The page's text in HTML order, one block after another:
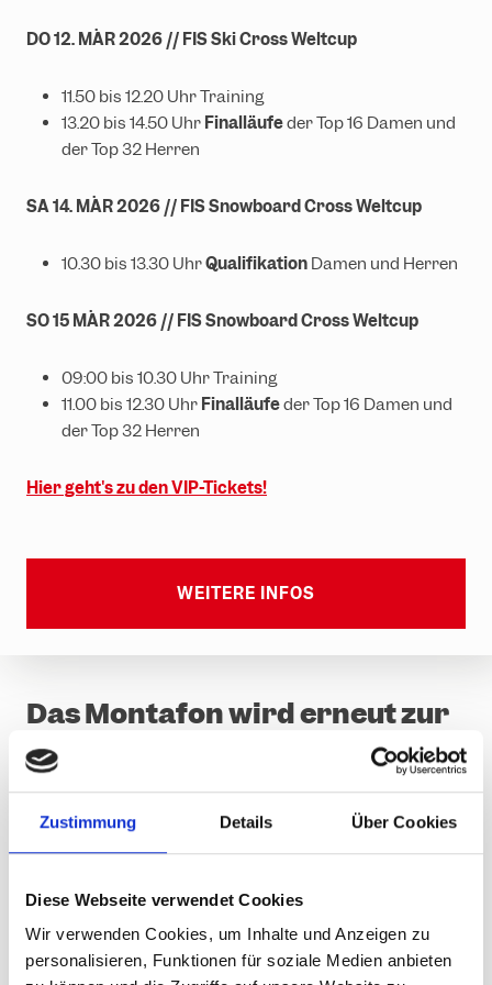
Zustimmung Details Über Cookies
Diese Webseite verwendet Cookies
Wir verwenden Cookies, um Inhalte und Anzeigen zu
personalisieren, Funktionen für soziale Medien anbieten
DO 12. MÄR 2026 // FIS Ski Cross Weltcup
11.50 bis 12.20 Uhr Training
13.20 bis 14.50 Uhr Finalläufeder Top 16 Damen und
der Top 32 Herren
SA 14. MÄR 2026 // FIS Snowboard Cross Weltcup
10.30 bis 13.30 UhrQualifikation Damen und Herren
SO 15 MÄR 2026 // FIS Snowboard Cross Weltcup
09:00 bis 10.30 Uhr Training
11.00 bis 12.30 Uhr Finalläufeder Top 16 Damen und
der Top 32 Herren
Hier geht's zu den VIP-Tickets!
WEITERE INFOS
Das Montafon wird erneut zur
internationalen Bühne des
Wintersports.
Auf der anspruchsvollen Strecke am Grasjoch im
Skigebiet Silvretta Montafon trifft Weltklasse auf
die besten Snowboarderinnen und Snowboarder
packende Kopf-an-Kopf-Rennen – rasant, spektakulär
und bis zur Ziellinie spannend. Erlebe hautnah, wie sich